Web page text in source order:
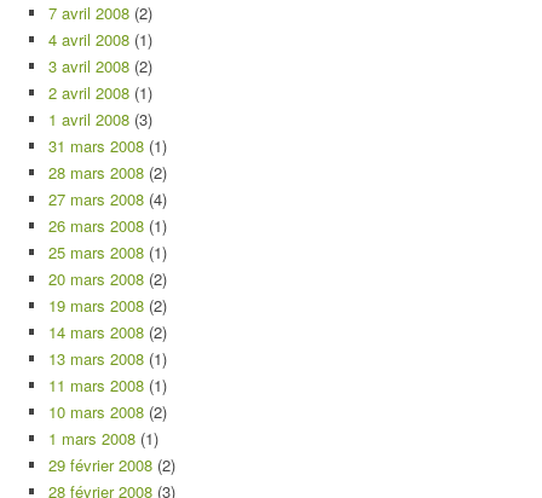
7 avril 2008 (2)
4 avril 2008 (1)
3 avril 2008 (2)
2 avril 2008 (1)
1 avril 2008 (3)
31 mars 2008 (1)
28 mars 2008 (2)
27 mars 2008 (4)
26 mars 2008 (1)
25 mars 2008 (1)
20 mars 2008 (2)
19 mars 2008 (2)
14 mars 2008 (2)
13 mars 2008 (1)
11 mars 2008 (1)
10 mars 2008 (2)
1 mars 2008 (1)
29 février 2008 (2)
28 février 2008 (3)